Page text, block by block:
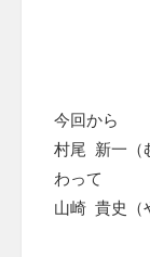
今回から
村尾 新一（
わって
山崎 貴史（